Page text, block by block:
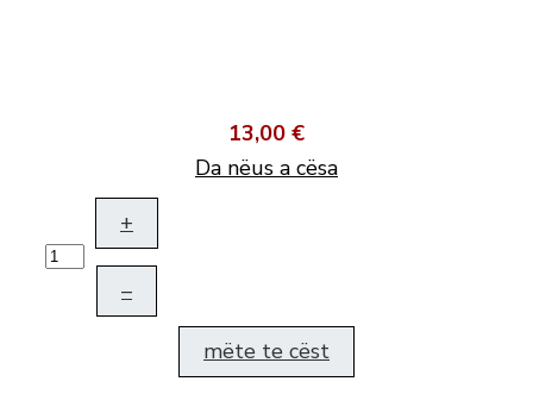
13,00 €
Da nëus a cësa
+
–
mëte te cëst